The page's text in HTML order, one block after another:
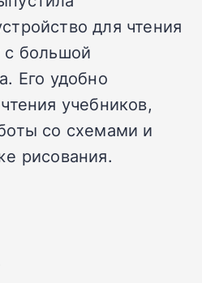
для чтения
с большой
Его удобно
учебников,
со схемами и
рисования.